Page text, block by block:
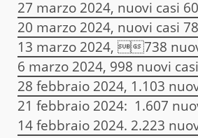
27 marzo 2024, nuovi casi
20 marzo 2024, nuovi casi
13 marzo 2024, 738
6 marzo 2024, 998 nuovi
28 febbraio 2024, 1.103
21 febbraio 2024: 1.607
14 febbraio 2024. 2.223